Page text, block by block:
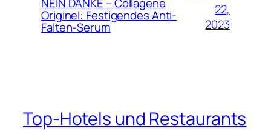
Originel: Festigendes Anti-
Falten-Serum
22,
2023
Top-Hotels und Restaurants